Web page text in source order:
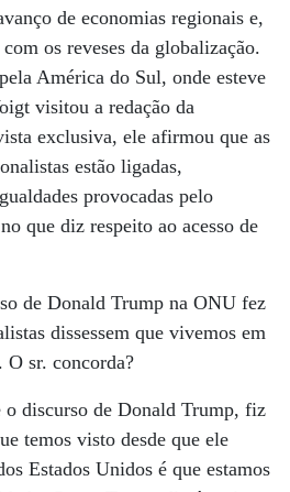
de economias regionais e,
os reveses da globalização.
América do Sul, onde esteve
visitou a redação da
exclusiva, ele afirmou que as
estão ligadas,
provocadas pelo
que diz respeito ao acesso de
de Donald Trump na ONU fez
dissessem que vivemos em
O sr. concorda?
discurso de Donald Trump, fiz
temos visto desde que ele
Estados Unidos é que estamos